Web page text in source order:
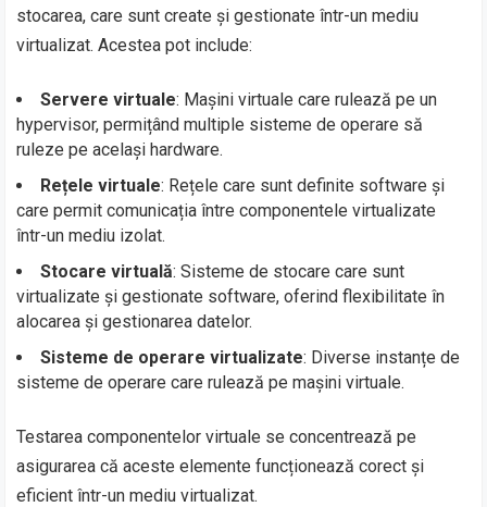
stocarea, care sunt create și gestionate într-un mediu
virtualizat. Acestea pot include:
Servere virtuale: Mașini virtuale care rulează pe un
hypervisor, permițând multiple sisteme de operare să
ruleze pe același hardware.
Rețele virtuale: Rețele care sunt definite software și
care permit comunicația între componentele virtualizate
într-un mediu izolat.
Stocare virtuală: Sisteme de stocare care sunt
virtualizate și gestionate software, oferind flexibilitate în
alocarea și gestionarea datelor.
Sisteme de operare virtualizate: Diverse instanțe de
sisteme de operare care rulează pe mașini virtuale.
Testarea componentelor virtuale se concentrează pe
asigurarea că aceste elemente funcționează corect și
eficient într-un mediu virtualizat.